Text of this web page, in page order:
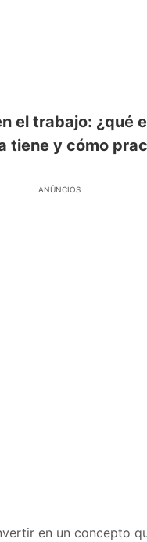
el trabajo: ¿qué
tiene y cómo
ANÚNCIOS
en un concepto